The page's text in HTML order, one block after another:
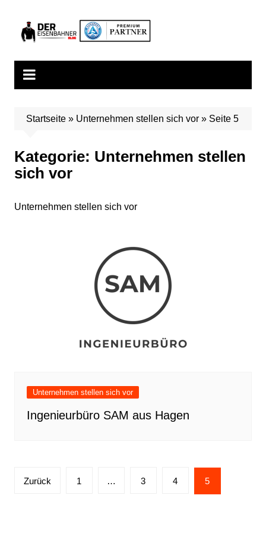
springen
Startseite» Unternehmen stellen sich vor» Seite 5
Kategorie: Unternehmen stellen
sich vor
Unternehmen stellen sich vor
Unternehmen stellen sich vor
Ingenieurbüro SAM aus Hagen
Seitennummerierung
Zurück 1 … 3 4 5